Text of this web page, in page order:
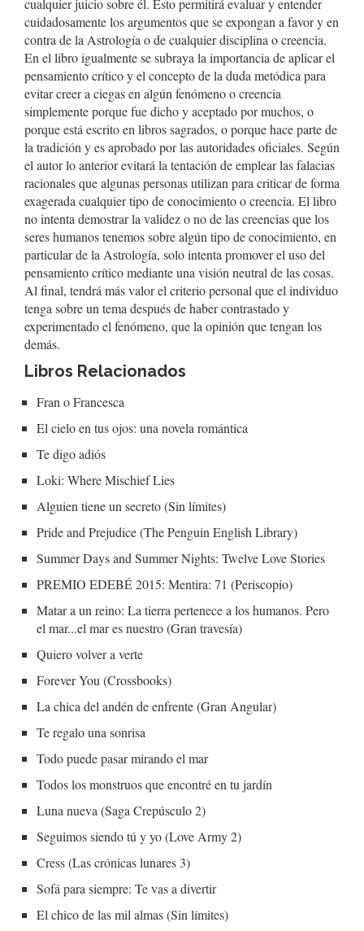
cualquier juicio sobre él. Esto permitirá evaluar y entender
cuidadosamente los argumentos que se expongan a favor y en
contra de la Astrología o de cualquier disciplina o creencia.
En el libro igualmente se subraya la importancia de aplicar el
pensamiento crítico y el concepto de la duda metódica para
evitar creer a ciegas en algún fenómeno o creencia
simplemente porque fue dicho y aceptado por muchos, o
porque está escrito en libros sagrados, o porque hace parte de
la tradición y es aprobado por las autoridades oficiales. Según
el autor lo anterior evitará la tentación de emplear las falacias
racionales que algunas personas utilizan para criticar de forma
exagerada cualquier tipo de conocimiento o creencia. El libro
no intenta demostrar la validez o no de las creencias que los
seres humanos tenemos sobre algún tipo de conocimiento, en
particular de la Astrología, solo intenta promover el uso del
pensamiento crítico mediante una visión neutral de las cosas.
Al final, tendrá más valor el criterio personal que el individuo
tenga sobre un tema después de haber contrastado y
experimentado el fenómeno, que la opinión que tengan los
demás.
Libros Relacionados
Fran o Francesca
El cielo en tus ojos: una novela romántica
Te digo adiós
Loki: Where Mischief Lies
Alguien tiene un secreto (Sin límites)
Pride and Prejudice (The Penguin English Library)
Summer Days and Summer Nights: Twelve Love Stories
PREMIO EDEBÉ 2015: Mentira: 71 (Periscopio)
Matar a un reino: La tierra pertenece a los humanos. Pero
el mar...el mar es nuestro (Gran travesía)
Quiero volver a verte
Forever You (Crossbooks)
La chica del andén de enfrente (Gran Angular)
Te regalo una sonrisa
Todo puede pasar mirando el mar
Todos los monstruos que encontré en tu jardín
Luna nueva (Saga Crepúsculo 2)
Seguimos siendo tú y yo (Love Army 2)
Cress (Las crónicas lunares 3)
Sofá para siempre: Te vas a divertir
El chico de las mil almas (Sin límites)